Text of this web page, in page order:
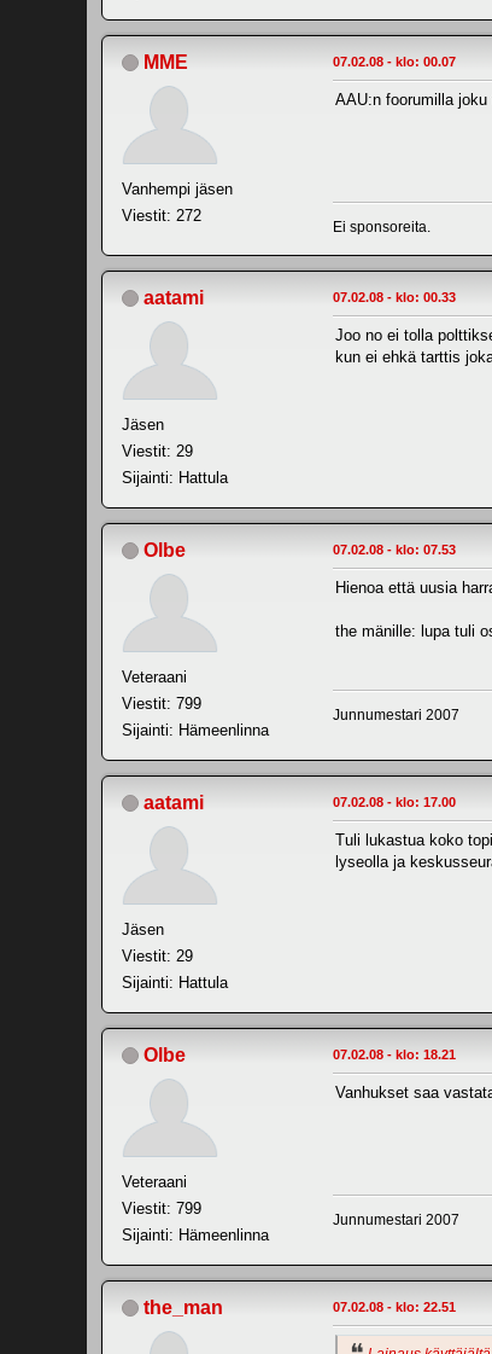
MME
Vanhempi jäsen
Viestit: 272
07.02.08 - klo: 00.07
AAU:n foorumilla
Ei sponsoreita.
aatami
Jäsen
Viestit: 29
Sijainti: Hattula
07.02.08 - klo: 00.33
Joo no ei tolla
kun ei ehkä tarttis
Olbe
Veteraani
Viestit: 799
Sijainti: Hämeenlinna
07.02.08 - klo: 07.53
Hienoa että uusia
the mänille: lupa tuli
Junnumestari 2007
aatami
Jäsen
Viestit: 29
Sijainti: Hattula
07.02.08 - klo: 17.00
Tuli lukastua koko
lyseolla ja
Olbe
Veteraani
Viestit: 799
Sijainti: Hämeenlinna
07.02.08 - klo: 18.21
Vanhukset saa
Junnumestari 2007
the_man 07.02.08 - klo: 22.51